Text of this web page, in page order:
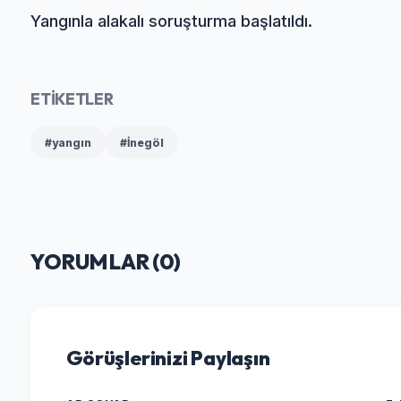
Yangınla alakalı soruşturma başlatıldı.
ETİKETLER
#yangın #İnegöl
YORUMLAR (0)
Görüşlerinizi Paylaşın